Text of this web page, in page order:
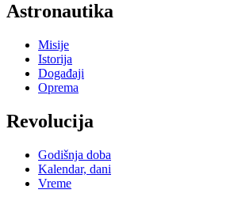
Astronautika
Misije
Istorija
Događaji
Oprema
Revolucija
Godišnja doba
Kalendar, dani
Vreme